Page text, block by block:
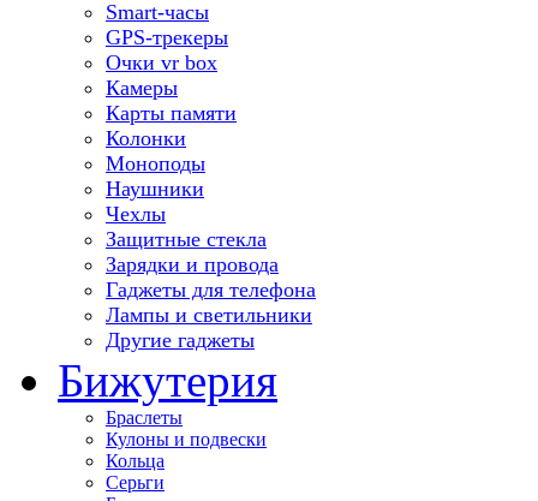
Smart-часы
GPS-трекеры
Очки vr box
Камеры
Карты памяти
Колонки
Моноподы
Наушники
Чехлы
Защитные стекла
Зарядки и провода
Гаджеты для телефона
Лампы и светильники
Другие гаджеты
Бижутерия
Браслеты
Кулоны и подвески
Кольца
Серьги